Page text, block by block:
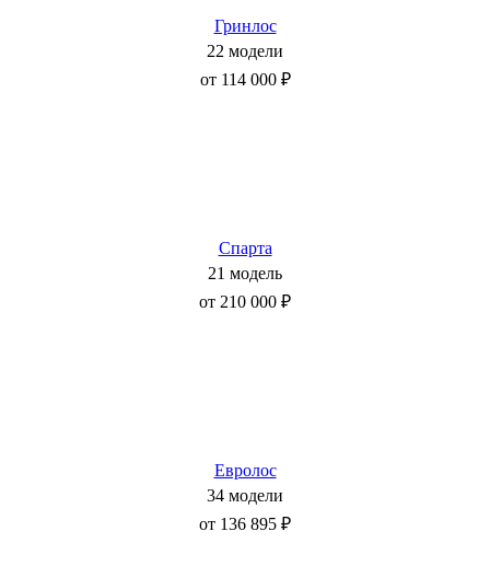
Гринлос
22 модели
от 114 000 ₽
Спарта
21 модель
от 210 000 ₽
Евролос
34 модели
от 136 895 ₽